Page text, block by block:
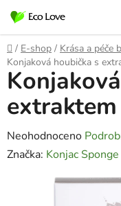
obsah
Domů
/ E-shop / Krása a péče
Konjaková houbička s
Průměrné
hodnocení
Neohodnoceno
Značka: Konjac Sponge